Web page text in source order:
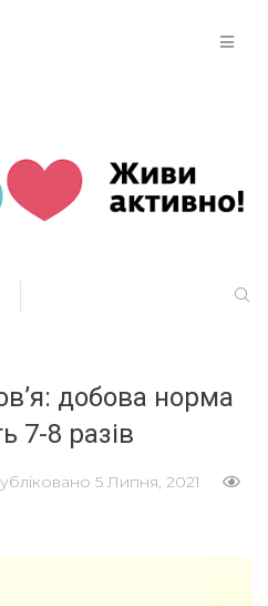
добова норма
7-8 разів
5 Липня, 2021